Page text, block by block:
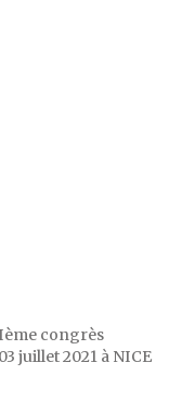
congrès
juillet 2021 à NICE